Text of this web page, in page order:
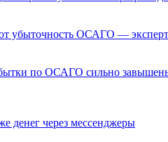
убыточность ОСАГО —
по ОСАГО сильно
денег через мессенджеры